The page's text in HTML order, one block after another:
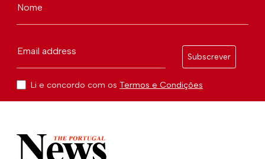
Nome
Email address
Subscrever
Li e concordo com os Termos e Condições